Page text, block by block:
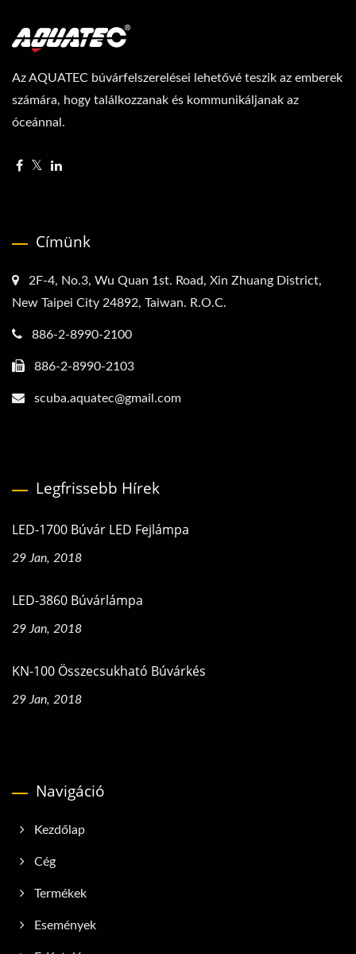
Az AQUATEC búvárfelszerelései lehetővé teszik az emberek
számára, hogy találkozzanak és kommunikáljanak az
óceánnal.
Címünk
2F-4, No.3, Wu Quan 1st. Road, Xin Zhuang District,
New Taipei City 24892, Taiwan. R.O.C.
886-2-8990-2100
886-2-8990-2103
scuba.aquatec@gmail.com
Legfrissebb Hírek
LED-1700 Búvár LED Fejlámpa
29 Jan, 2018
LED-3860 Búvárlámpa
29 Jan, 2018
KN-100 Összecsukható Búvárkés
29 Jan, 2018
Navigáció
Kezdőlap
Cég
Termékek
Események